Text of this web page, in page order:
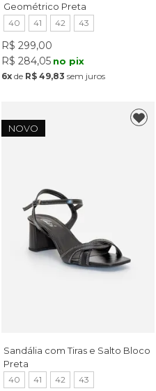
Geométrico Preta
40 41 42 43
R$ 299,00
R$ 284,05 no pix
6xde R$ 49,83 sem juros
NOVO
Sandália com Tiras e Salto Bloco
Preta
40 41 42 43